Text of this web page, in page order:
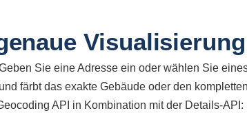
Visualisierung
Sie eine Adresse ein oder wählen Sie
färbt das exakte Gebäude oder den
API in Kombination mit der Details-